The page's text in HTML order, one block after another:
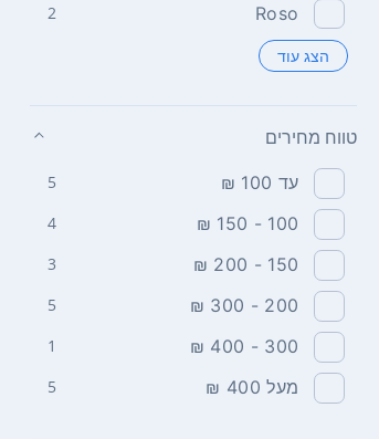
Roso
2
הצג עוד
טווח מחירים
עד 100 ₪ 5
100 - 150 ₪
4
150 - 200 ₪
3
200 - 300 ₪
5
300 - 400 ₪
1
מעל 400 ₪ 5